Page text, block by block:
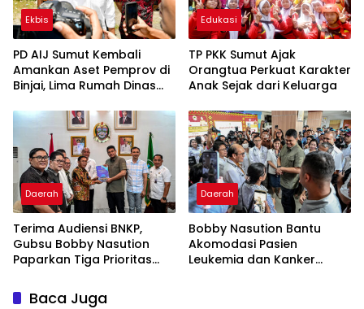
Ekbis
PD AIJ Sumut Kembali
Amankan Aset Pemprov di
Binjai, Lima Rumah Dinas
Edukasi
TP PKK Sumut Ajak
Orangtua Perkuat Karakter
Anak Sejak dari Keluarga
Daerah
Terima Audiensi BNKP,
Gubsu Bobby Nasution
Paparkan Tiga Prioritas
Nias
Daerah
Bobby Nasution Bantu
Akomodasi Pasien
Leukemia dan Kanker
Baca Juga